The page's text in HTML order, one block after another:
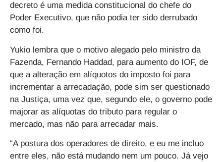
decreto é uma medida constitucional do chefe do
Poder Executivo, que não podia ter sido derrubado
como foi.
Yukio lembra que o motivo alegado pelo ministro da
Fazenda, Fernando Haddad, para aumento do IOF, de
que a alteração em alíquotos do imposto foi para
incrementar a arrecadação, pode sim ser questionado
na Justiça, uma vez que, segundo ele, o governo pode
majorar as alíquotas do tributo para regular o
mercado, mas não para arrecadar mais.
“A postura dos operadores de direito, e eu me incluo
entre eles, não está mudando nem um pouco. Já vejo